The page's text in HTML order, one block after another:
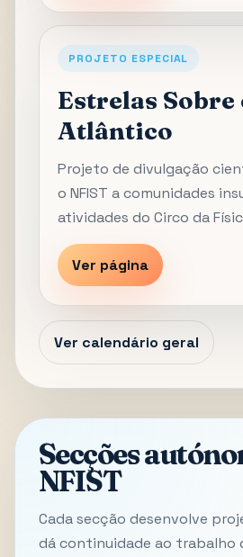
PROJETO ESPECIAL
Estrelas Sobre
Atlântico
Projeto de divulgação
o NFIST a comunidades
atividades do Circo da
Ver página
Ver calendário geral
Secções
NFIST
Cada secção desenvolve
dá continuidade ao trabalho